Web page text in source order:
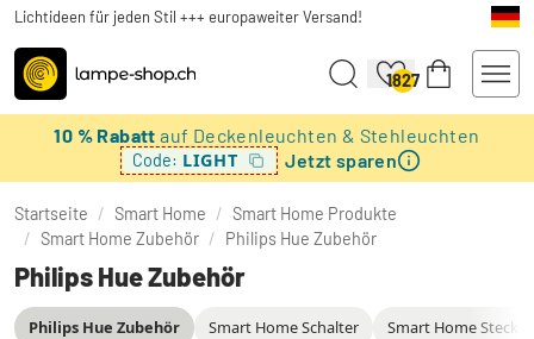
Lichtideen für jeden Stil +++ europaweiter Versand!
1827
10 % Rabattauf Deckenleuchten & Stehleuchten
Code: LIGHT Jetzt sparen
Startseite / Smart Home / Smart Home Produkte
/ Smart Home Zubehör / Philips Hue Zubehör
Philips Hue Zubehör
Philips Hue Zubehör Smart Home Schalter Smart Home